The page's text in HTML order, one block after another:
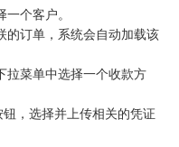
一个客户。
的订单，系统会自动加载该
拉菜单中选择一个收款方
钮，选择并上传相关的凭证